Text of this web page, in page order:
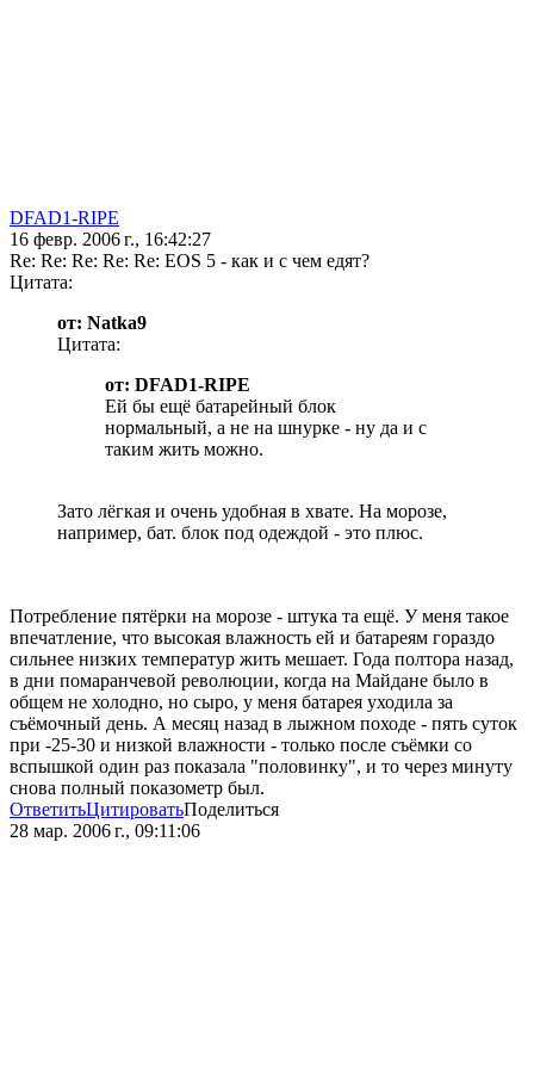
DFAD1-RIPE
16 февр. 2006 г., 16:42:27
Re: Re: Re: Re: Re: EOS 5 - как и с чем едят?
Цитата:
от: Natka9
Цитата:
от: DFAD1-RIPE
Ей бы ещё батарейный блок
нормальный, а не на шнурке - ну да и с
таким жить можно.
Зато лёгкая и очень удобная в хвате. На морозе,
например, бат. блок под одеждой - это плюс.
Потребление пятёрки на морозе - штука та ещё. У меня такое
впечатление, что высокая влажность ей и батареям гораздо
сильнее низких температур жить мешает. Года полтора назад,
в дни помаранчевой революции, когда на Майдане было в
общем не холодно, но сыро, у меня батарея уходила за
съёмочный день. А месяц назад в лыжном походе - пять суток
при -25-30 и низкой влажности - только после съёмки со
вспышкой один раз показала "половинку", и то через минуту
снова полный показометр был.
ОтветитьЦитироватьПоделиться
28 мар. 2006 г., 09:11:06